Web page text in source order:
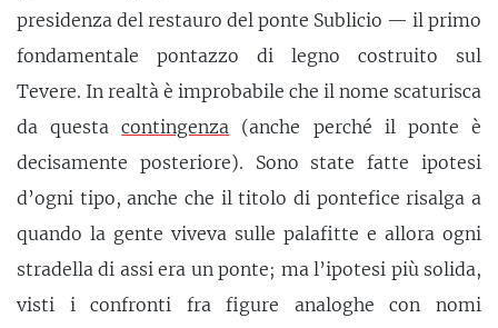
presidenza del restauro del ponte Sublicio — il primo
fondamentale pontazzo di legno costruito sul
Tevere. In realtà è improbabile che il nome scaturisca
da questacontingenza (anche perché il ponte è
decisamente posteriore). Sono state fatte ipotesi
d’ogni tipo, anche che il titolo di pontefice risalga a
quando la gente viveva sulle palafitte e allora ogni
stradella di assi era un ponte; ma l’ipotesi più solida,
visti i confronti fra figure analoghe con nomi